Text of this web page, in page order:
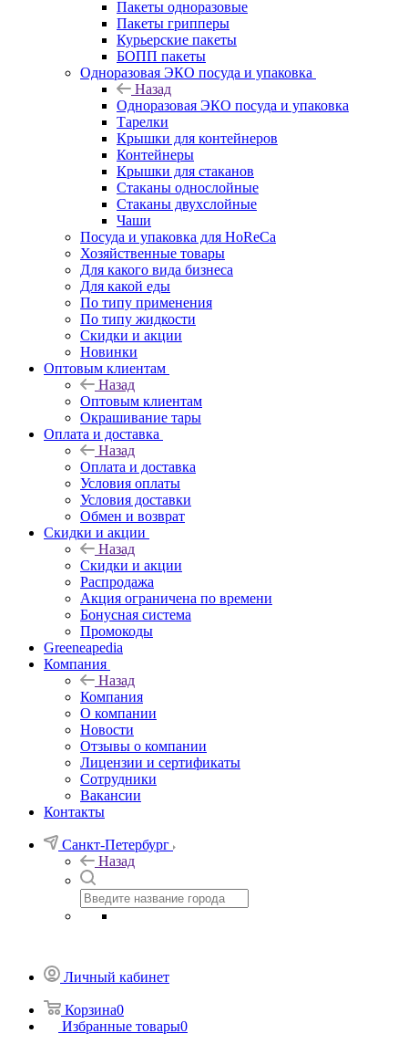
Пакеты одноразовые
Пакеты грипперы
Курьерские пакеты
БОПП пакеты
Одноразовая ЭКО посуда и упаковка
Назад
Одноразовая ЭКО посуда и упаковка
Тарелки
Крышки для контейнеров
Контейнеры
Крышки для стаканов
Стаканы однослойные
Стаканы двухслойные
Чаши
Посуда и упаковка для HoReCa
Хозяйственные товары
Для какого вида бизнеса
Для какой еды
По типу применения
По типу жидкости
Скидки и акции
Новинки
Оптовым клиентам
Назад
Оптовым клиентам
Окрашивание тары
Оплата и доставка
Назад
Оплата и доставка
Условия оплаты
Условия доставки
Обмен и возврат
Скидки и акции
Назад
Скидки и акции
Распродажа
Акция ограничена по времени
Бонусная система
Промокоды
Greeneapedia
Компания
Назад
Компания
О компании
Новости
Отзывы о компании
Лицензии и сертификаты
Сотрудники
Вакансии
Контакты
Санкт-Петербург
Назад
Личный кабинет
Корзина0
Избранные товары0